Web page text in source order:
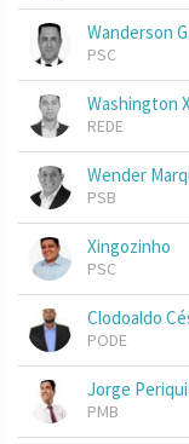
Wanderson
PSC
Washington
REDE
Wender
PSB
Xingozinho
PSC
Clodoaldo
PODE
Jorge
PMB